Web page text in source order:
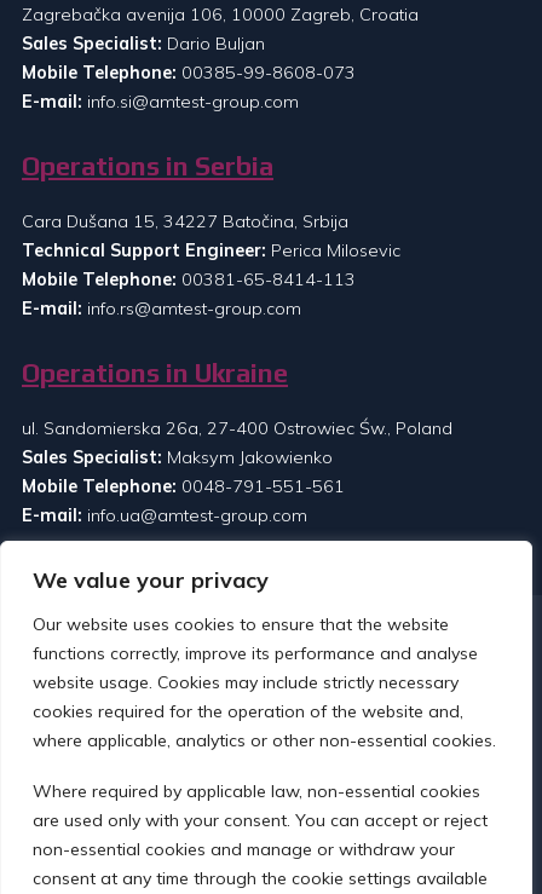
We value your privacy
Our website uses cookies to ensure that the website
functions correctly, improve its performance and analyse
website usage. Cookies may include strictly necessary
cookies required for the operation of the website and,
where applicable, analytics or other non-essential cookies.
Where required by applicable law, non-essential cookies
are used only with your consent. You can accept or reject
non-essential cookies and manage or withdraw your
consent at any time through the cookie settings available
Zagrebačka avenija 106, 10000 Zagreb, Croatia
Sales Specialist: Dario Buljan
Mobile Telephone: 00385-99-8608-073
E-mail: info.si@amtest-group.com
Operations in Serbia
Cara Dušana 15, 34227 Batočina, Srbija
Technical Support Engineer: Perica Milosevic
Mobile Telephone: 00381-65-8414-113
E-mail: info.rs@amtest-group.com
Operations in Ukraine
ul. Sandomierska 26a, 27-400 Ostrowiec Św., Poland
Sales Specialist: Maksym Jakowienko
Mobile Telephone: 0048-791-551-561
E-mail: info.ua@amtest-group.com
Legături
Despre noi
Știri